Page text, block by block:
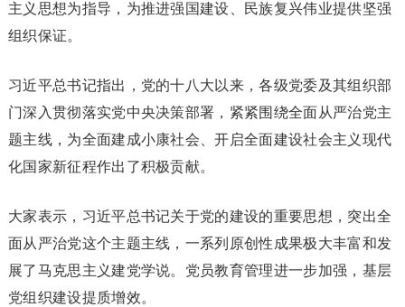
主义思想为指导，为推进强国建设、民族复兴伟业提供坚强
组织保证。
习近平总书记指出，党的十八大以来，各级党委及其组织部
门深入贯彻落实党中央决策部署，紧紧围绕全面从严治党主
题主线，为全面建成小康社会、开启全面建设社会主义现代
化国家新征程作出了积极贡献。
大家表示，习近平总书记关于党的建设的重要思想，突出全
面从严治党这个主题主线，一系列原创性成果极大丰富和发
展了马克思主义建党学说。党员教育管理进一步加强，基层
党组织建设提质增效。